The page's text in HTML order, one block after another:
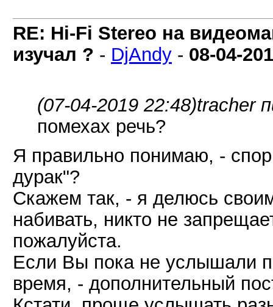
RE: Hi-Fi Stereo на
изучал ? - DjAndy - 08-04-
(07-04-2019 22:48)tracher
помехах речь?
Я правильно понимаю, -
дурак"?
Скажем так, - я делюсь
набивать, никто не
пожалуйста.
Если Вы пока не услышали
время, - дополнительный